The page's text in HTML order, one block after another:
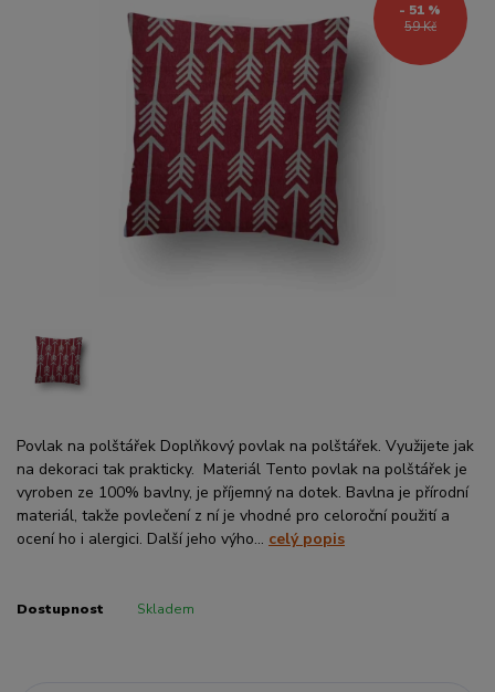
59 Kč
- 51 %
Povlak na polštářek Doplňkový povlak na polštářek. Využijete jak
na dekoraci tak prakticky. Materiál Tento povlak na polštářek je
vyroben ze 100% bavlny, je příjemný na dotek. Bavlna je přírodní
materiál, takže povlečení z ní je vhodné pro celoroční použití a
ocení ho i alergici. Další jeho výho... celý popis
Dostupnost Skladem